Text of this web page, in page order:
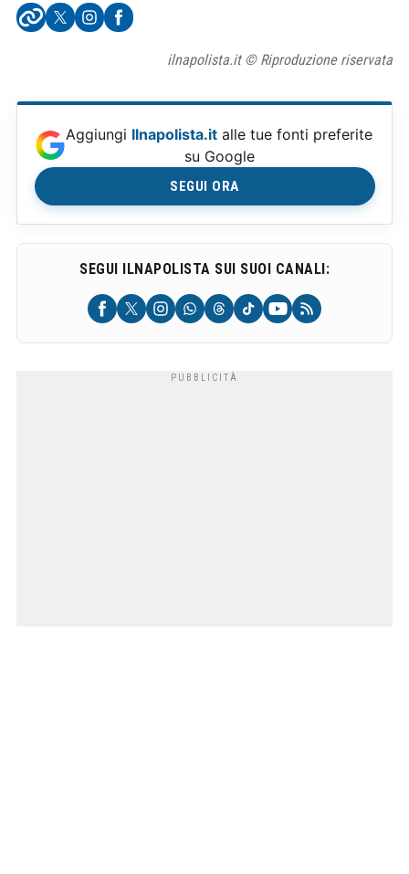
ilnapolista.it © Riproduzione riservata
Aggiungi Ilnapolista.it alle tue fonti preferite
su Google
SEGUI ORA
SEGUI ILNAPOLISTA SUI SUOI CANALI: